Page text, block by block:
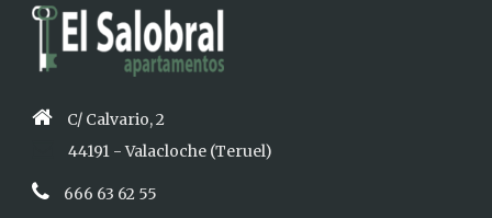
C/ Calvario, 2
44191 - Valacloche (Teruel)
666 63 62 55